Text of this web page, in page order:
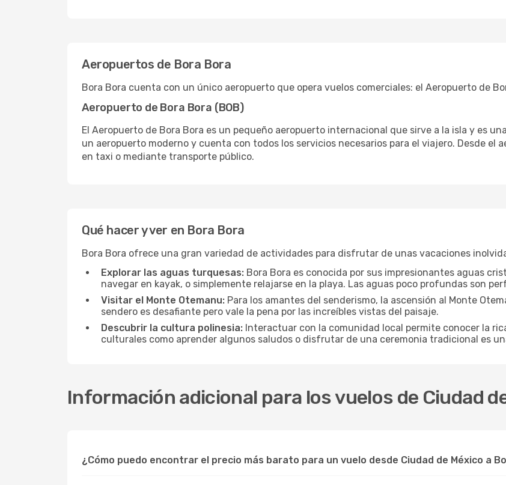
Aeropuertos de Bora Bora
Bora Bora cuenta con un único aeropuerto que opera vuelos comerciales: el Aeropuerto de
Aeropuerto de Bora Bora (BOB)
El Aeropuerto de Bora Bora es un pequeño aeropuerto internacional que sirve a la isla y es
un aeropuerto moderno y cuenta con todos los servicios necesarios para el viajero. Desde el
en taxi o mediante transporte público.
Qué hacer y ver en Bora Bora
Bora Bora ofrece una gran variedad de actividades para disfrutar de unas vacaciones
Explorar las aguas turquesas: Bora Bora es conocida por sus impresionantes aguas
navegar en kayak, o simplemente relajarse en la playa. Las aguas poco profundas son
Visitar el Monte Otemanu: Para los amantes del senderismo, la ascensión al Monte
sendero es desafiante pero vale la pena por las increíbles vistas del paisaje.
Descubrir la cultura polinesia: Interactuar con la comunidad local permite conocer la
culturales como aprender algunos saludos o disfrutar de una ceremonia tradicional es
Información adicional para los vuelos de Ciudad
¿Cómo puedo encontrar el precio más barato para un vuelo desde Ciudad de México a